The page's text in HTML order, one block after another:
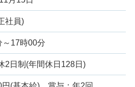
社員)
～17時00分
2日制(年間休日128日)